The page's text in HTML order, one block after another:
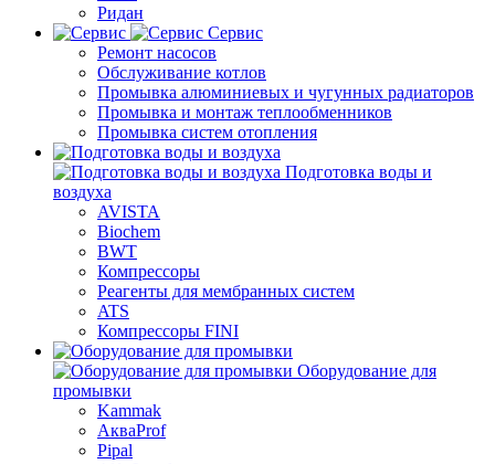
Ридан
Сервис
Ремонт насосов
Обслуживание котлов
Промывка алюминиевых и чугунных радиаторов
Промывка и монтаж теплообменников
Промывка систем отопления
Подготовка воды и
воздуха
AVISTA
Biochem
BWT
Компрессоры
Реагенты для мембранных систем
ATS
Компрессоры FINI
Оборудование для
промывки
Kammak
АкваProf
Pipal